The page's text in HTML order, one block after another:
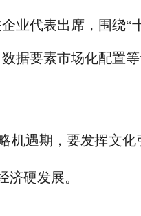
业代表出席，围绕“
据要素市场化配置
机遇期，要发挥文化
硬发展。